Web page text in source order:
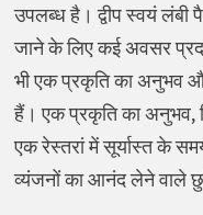
उपलब्ध है। द्वीप स्वयं
जाने के लिए कई अवसर
भी एक प्रकृति का अनुभव
हैं। एक प्रकृति का अनुभव,
एक रेस्तरां में सूर्यास्त के
व्यंजनों का आनंद लेने वाले